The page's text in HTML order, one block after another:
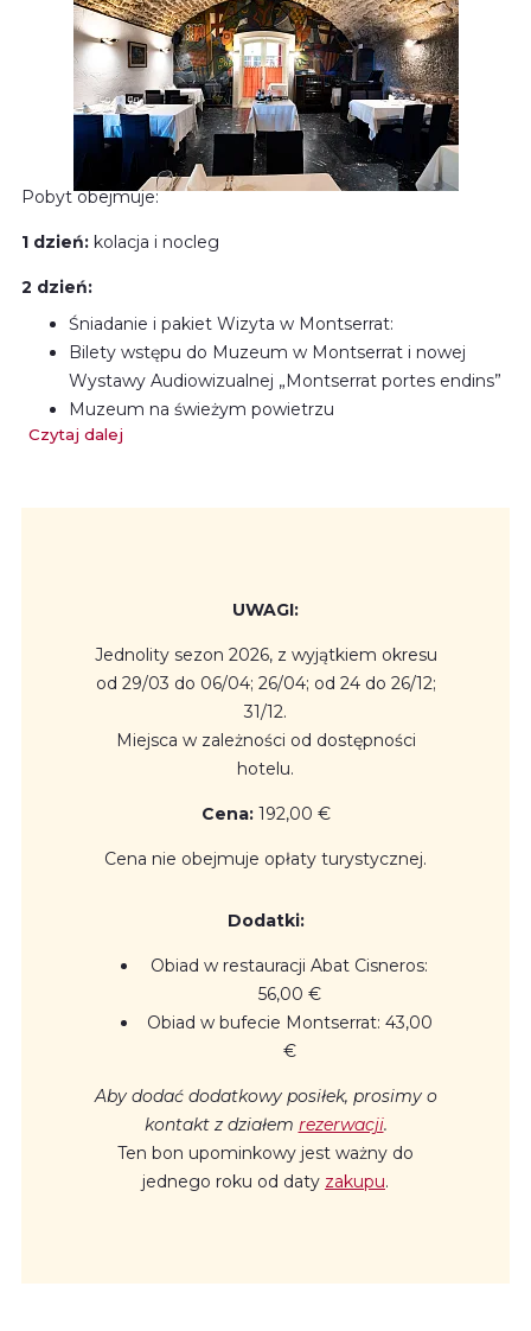
Pobyt obejmuje:
1 dzień: kolacja i nocleg
2 dzień:
Śniadanie i pakiet Wizyta w Montserrat:
Bilety wstępu do Muzeum w Montserrat i nowej
Wystawy Audiowizualnej „Montserrat portes endins”
Muzeum na świeżym powietrzu
Obiad w Kawiarni lub BufecieBilet na przejazd kolejką
Czytaj dalej
UWAGI:
Jednolity sezon 2026, z wyjątkiem okresu
od 29/03 do 06/04; 26/04; od 24 do 26/12;
31/12.
Miejsca w zależności od dostępności
hotelu.
Cena:192,00 €
Cena nie obejmuje opłaty turystycznej.
Dodatki:
Obiad w restauracji Abat Cisneros:
56,00 €
Obiad w bufecie Montserrat: 43,00
€
Aby dodać dodatkowy posiłek, prosimy o
kontakt z działem rezerwacji.
Ten bon upominkowy jest ważny do
jednego roku od daty zakupu.